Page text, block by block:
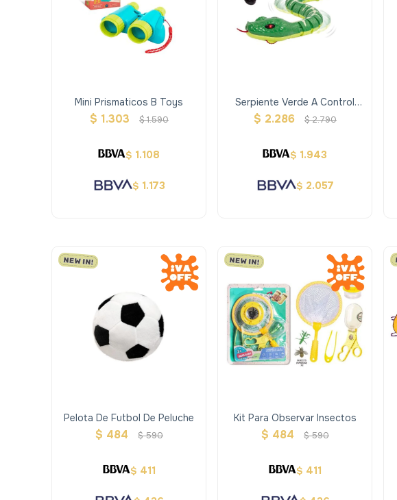
Mini Prismaticos B Toys
$ 1.303 $1.590
$ 1.108
$ 1.173
Serpiente Verde A Control
Remoto Terra
$ 2.286 $2.790
$ 1.943
$ 2.057
Pelota De Futbol De Peluche
$ 484 $ 590
$ 411
Kit Para Observar Insectos
$ 484 $ 590
$ 411